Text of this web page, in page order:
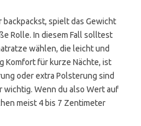
spielt das Gewicht
Rolle. In diesem Fall solltest
wählen, die leicht und
Komfort für kurze Nächte, ist
oder extra Polsterung sind
wichtig. Wenn du also Wert auf
meist 4 bis 7 Zentimeter